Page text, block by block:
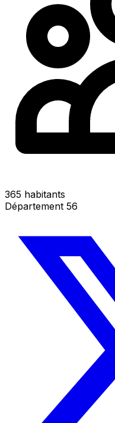
365 habitants
Département 56